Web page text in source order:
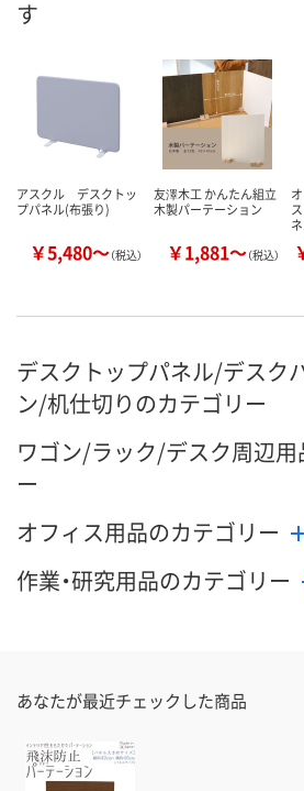
す
アスクル デスクトッ
プパネル(布張り)
￥5,480～（税込）
友澤木工 かんたん組立
木製パーテーション
￥1,881～（税込）
デスクトップパネル/デスク
ン/机仕切りのカテゴリー
ワゴン/ラック/デスク周辺用
ー
オフィス用品のカテゴリー
作業・研究用品のカテゴリー
あなたが最近チェックした商品